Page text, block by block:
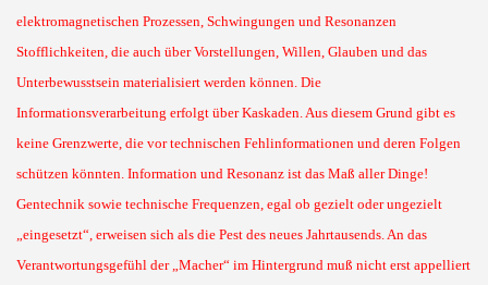
elektromagnetischen Prozessen, Schwingungen und Resonanzen
Stofflichkeiten, die auch über Vorstellungen, Willen, Glauben und das
Unterbewusstsein materialisiert werden können. Die
Informationsverarbeitung erfolgt über Kaskaden. Aus diesem Grund gibt es
keine Grenzwerte, die vor technischen Fehlinformationen und deren Folgen
schützen könnten. Information und Resonanz ist das Maß aller Dinge!
Gentechnik sowie technische Frequenzen, egal ob gezielt oder ungezielt
„eingesetzt“, erweisen sich als die Pest des neues Jahrtausends. An das
Verantwortungsgefühl der „Macher“ im Hintergrund muß nicht erst appelliert